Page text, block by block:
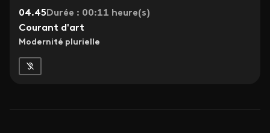
04.45 Durée : 00:11 heure(s)
Courant d'art
Modernité plurielle